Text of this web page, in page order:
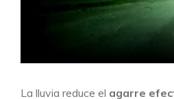
La lluvia reduce el agarre